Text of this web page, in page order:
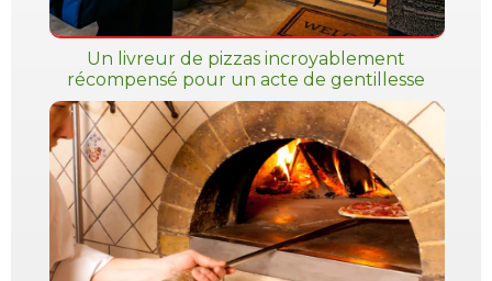
Un livreur de pizzas incroyablement
récompensé pour un acte de gentillesse